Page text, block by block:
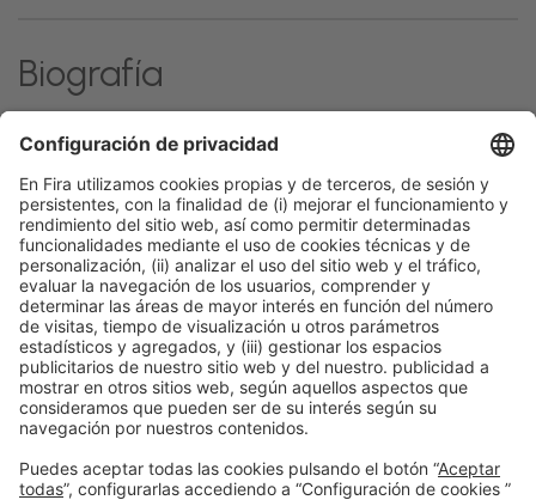
Biografía
Profesional con más de 5 años de experiencia en el
Grupo Vall Companys.
Información generalAviso legalPolítica de privacidad